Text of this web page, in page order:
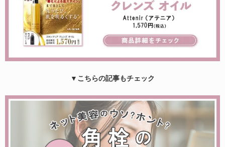
▼こちらの記事もチェック